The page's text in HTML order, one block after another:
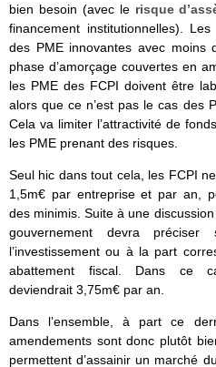
bien besoin (avec le risque
financement institutionnelles).
des PME innovantes avec moins
phase d’amorçage couvertes en
les PME des FCPI doivent être
alors que ce n’est pas le cas des
Cela va limiter l’attractivité de
les PME prenant des risques.
Seul hic dans tout cela, les FCPI
1,5m€ par entreprise et par an,
des minimis. Suite à une
gouvernement devra
l’investissement ou à la part
abattement fiscal. Dans ce
deviendrait 3,75m€ par an.
Dans l’ensemble, à part ce
amendements sont donc plutôt
permettent d’assainir un marché